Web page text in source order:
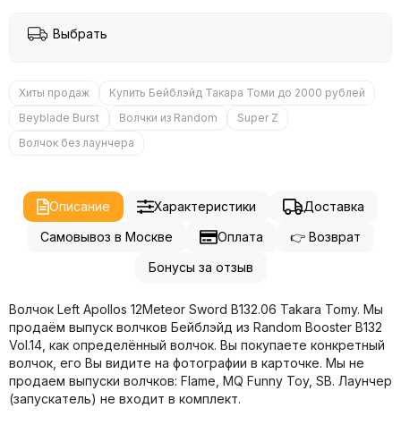
Выбрать
Хиты продаж
Купить Бейблэйд Такара Томи до 2000 рублей
Beyblade Burst
Волчки из Random
Super Z
Волчок без лаунчера
Описание Характеристики
Доставка
Самовывоз в Москве
Оплата
👉 Возврат
Бонусы за отзыв
Волчок Left Apollos 12Meteor Sword B132.06 Takara Tomy. Мы
продаём выпуск волчков Бейблэйд из Random Booster B132
Vol.14, как определённый волчок. Вы покупаете конкретный
волчок, его Вы видите на фотографии в карточке. Мы не
продаем выпуски волчков: Flame, MQ Funny Toy, SB. Лаунчер
(запускатель) не входит в комплект.